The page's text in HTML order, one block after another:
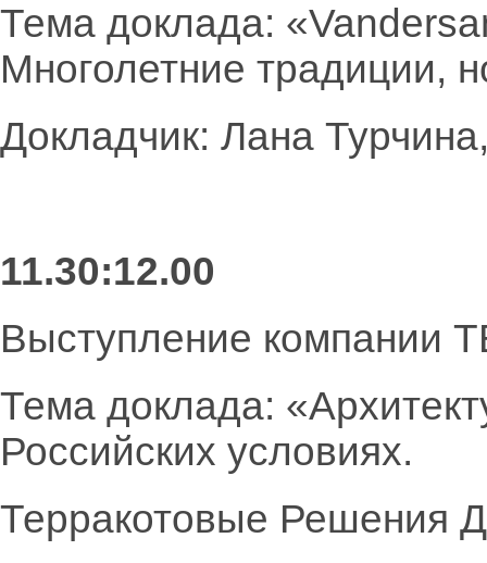
Тема доклада:
Многолетние традиции,
Докладчик: Лана
11.30:12.00
Выступление компании
Тема доклада:
Российских условиях.
Терракотовые Решения